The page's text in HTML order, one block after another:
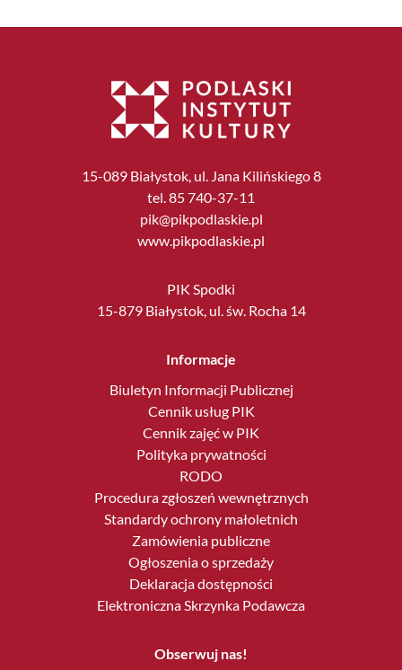
15-089 Białystok, ul. Jana Kilińskiego 8
tel. 85 740-37-11
pik@pikpodlaskie.pl
www.pikpodlaskie.pl
PIK Spodki
15-879 Białystok, ul. św. Rocha 14
Informacje
Biuletyn Informacji Publicznej
Cennik usług PIK
Cennik zajęć w PIK
Polityka prywatności
RODO
Procedura zgłoszeń wewnętrznych
Standardy ochrony małoletnich
Zamówienia publiczne
Ogłoszenia o sprzedaży
Deklaracja dostępności
Elektroniczna Skrzynka Podawcza
Obserwuj nas!